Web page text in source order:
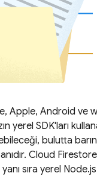
, Apple, Android ve
yerel SDK'ları
bulutta
Cloud Firestore
sıra yerel